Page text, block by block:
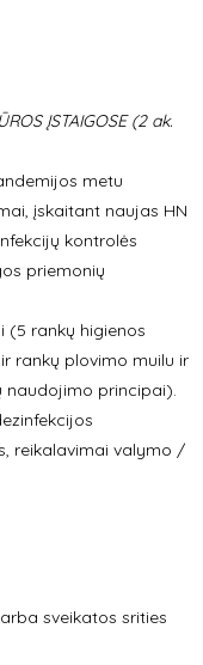
ĮSTAIGOSE (2 ak.
metu
įskaitant naujas HN
kontrolės
priemonių
(5 rankų higienos
rankų plovimo muilu ir
naudojimo principai).
reikalavimai valymo /
sveikatos srities